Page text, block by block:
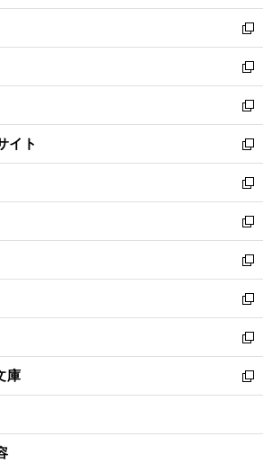
開
く
ウ
で
開
く
ン
ド
ウ
で
開
く
ウ
ィ
ン
ド
ウ
で
開
く
新
し
い
ウ
ィ
ン
ド
ウ
で
開
く
新
し
い
ウ
ィ
ン
ド
ウ
で
開
く
新
し
い
ウ
ィ
ン
ド
ウ
で
開
く
イト
新
し
い
ウ
ィ
ン
ド
ウ
で
開
く
新
し
い
ウ
ィ
ン
ド
ウ
で
開
く
新
し
い
ウ
ィ
ン
ド
ウ
で
開
新
し
い
ウ
ィ
ン
ド
ウ
開
新
し
い
ウ
ィ
ン
ウ
新
し
い
ウ
ン
庫
新
し
ウ